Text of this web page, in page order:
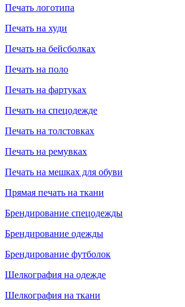
Печать логотипа
Печать на худи
Печать на бейсболках
Печать на поло
Печать на фартуках
Печать на спецодежде
Печать на толстовках
Печать на ремувках
Печать на мешках для обуви
Прямая печать на ткани
Брендирование спецодежды
Брендирование одежды
Брендирование футболок
Шелкография на одежде
Шелкография на ткани